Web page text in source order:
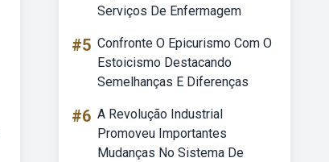
Serviços De Enfermagem
#5 Confronte O Epicurismo Com O
Estoicismo Destacando
Semelhanças E Diferenças
#6 A Revolução Industrial
Promoveu Importantes
Mudanças No Sistema De